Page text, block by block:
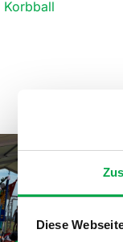
Diese
Korbball